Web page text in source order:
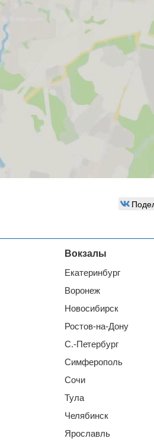
Вокзалы
Екатеринбург
Воронеж
Новосибирск
Ростов-на-Дону
С.-Петербург
Симферополь
Сочи
Тула
Челябинск
Ярославль